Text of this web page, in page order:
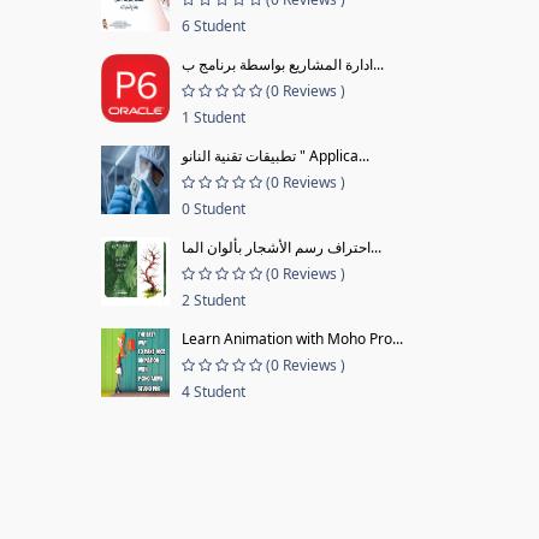
6 Student
ادارة المشاريع بواسطة برنامج ب...
(0 Reviews )
1 Student
تطبيقات تقنية النانو " Applica...
(0 Reviews )
0 Student
احتراف رسم الأشجار بألوان الما...
(0 Reviews )
2 Student
Learn Animation with Moho Pro...
(0 Reviews )
4 Student